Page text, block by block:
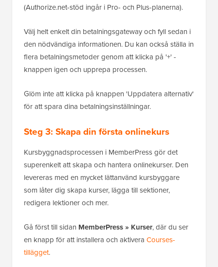
(Authorize.net-stöd ingår i Pro- och Plus-planerna).
Välj helt enkelt din betalningsgateway och fyll sedan i
den nödvändiga informationen. Du kan också ställa in
flera betalningsmetoder genom att klicka på '+' -
knappen igen och upprepa processen.
Glöm inte att klicka på knappen 'Uppdatera alternativ'
för att spara dina betalningsinställningar.
Steg 3: Skapa din första onlinekurs
Kursbyggnadsprocessen i MemberPress gör det
superenkelt att skapa och hantera onlinekurser. Den
levereras med en mycket lättanvänd kursbyggare
som låter dig skapa kurser, lägga till sektioner,
redigera lektioner och mer.
Gå först till sidan MemberPress » Kurser, där du ser
en knapp för att installera och aktivera Courses-
tillägget.